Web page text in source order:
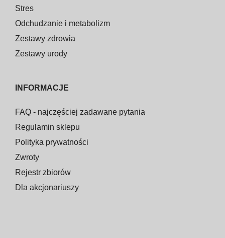
Stres
Odchudzanie i metabolizm
Zestawy zdrowia
Zestawy urody
INFORMACJE
FAQ - najczęściej zadawane pytania
Regulamin sklepu
Polityka prywatności
Zwroty
Rejestr zbiorów
Dla akcjonariuszy